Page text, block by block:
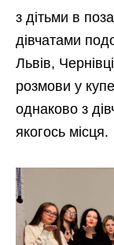
з дітьми в
дівчатами
Львів,
розмови у
однаково з
якогось місця.